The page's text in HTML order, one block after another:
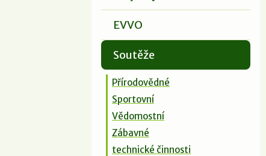
EVVO
Soutěže
Přírodovědné
Sportovní
Vědomostní
Zábavné
technické činnosti